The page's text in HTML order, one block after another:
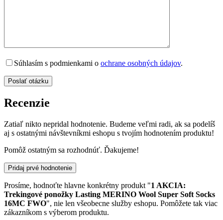
Súhlasím s podmienkami o ochrane osobných údajov.
Recenzie
Zatiaľ nikto nepridal hodnotenie. Budeme veľmi radi, ak sa podelíš
aj s ostatnými návštevníkmi eshopu s tvojím hodnotením produktu!
Pomôž ostatným sa rozhodnúť. Ďakujeme!
Pridaj prvé hodnotenie
Prosíme, hodnoťte hlavne konkrétny produkt "1 AKCIA:
Trekingové ponožky Lasting MERINO Wool Super Soft Socks
16MC FWO", nie len všeobecne služby eshopu. Pomôžete tak viac
zákazníkom s výberom produktu.